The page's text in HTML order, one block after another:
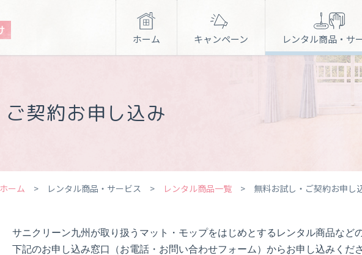
ホーム キャンペーン レンタル商品・サ
マット レンジフード
無料お試し商品
サービス一覧
介護施設紹介
契約お申し込み
ホーム > レンタル商品・サービス > レンタル商品一覧 > 無料お試し・ご契約お申し
サニクリーン九州が取り扱うマット・モップをはじめとするレンタル商品など
下記のお申し込み窓口（お電話・お問い合わせフォーム）からお申し込みくださ